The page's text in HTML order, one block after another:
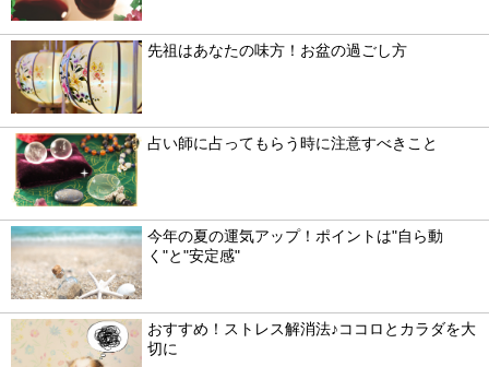
先祖はあなたの味方！お盆の過ごし方
占い師に占ってもらう時に注意すべきこと
今年の夏の運気アップ！ポイントは"自ら動
く"と"安定感"
おすすめ！ストレス解消法♪ココロとカラダを大
切に